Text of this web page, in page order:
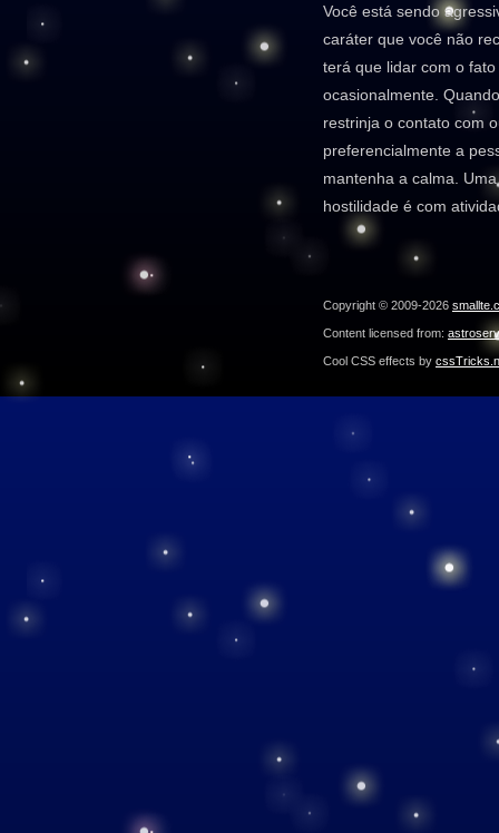
Você está sendo
caráter que você não
terá que lidar com o
ocasionalmente.
restrinja o contato com
preferencialmente a
mantenha a calma.
hostilidade é com
Copyright © 2009-2026
Content licensed from:
Cool CSS effects by